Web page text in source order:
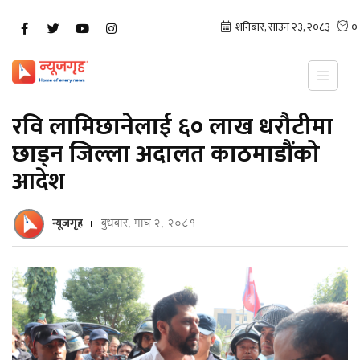
रवि लामिछानेलाई ६० लाख धरौटीमा
छाड्न जिल्ला अदालत काठमाडौंको
आदेश
न्यूजगृह बुधबार, माघ २, २०८१